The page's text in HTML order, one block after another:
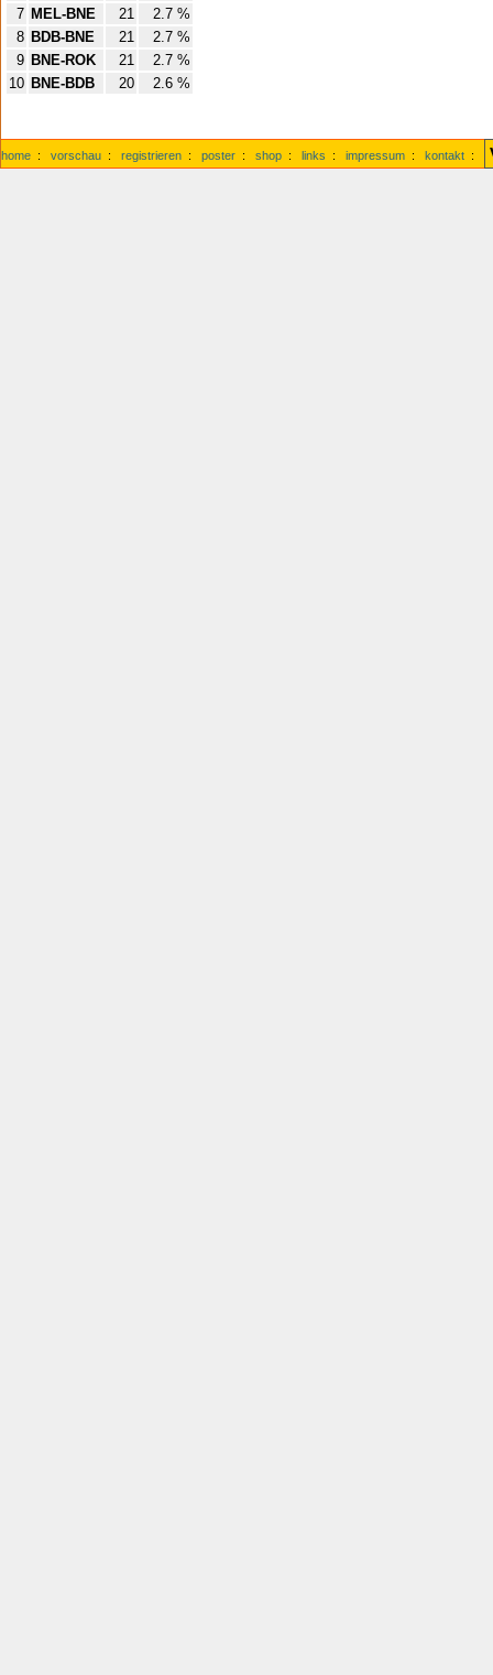
7 MEL-BNE 21
2.7 %
8 BDB-BNE 21
2.7 %
9 BNE-ROK 21
2.7 %
10 BNE-BDB 20 2.6 %
home : vorschau : registrieren : poster : shop : links : impressum : kontakt :